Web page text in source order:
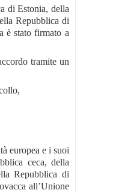
di Estonia, della
Repubblica di
è stato firmato a
tramite un
europea e i suoi
ceca, della
Repubblica di
all’Unione